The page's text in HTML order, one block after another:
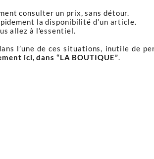
consulter un prix, sans détour.
la disponibilité d’un article.
allez à l’essentiel.
l’une de ces situations, inutile de
ici, dans “LA BOUTIQUE”.